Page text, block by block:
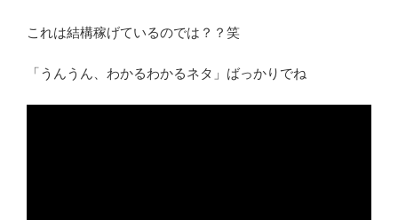
これは結構稼げているのでは？？笑
「うんうん、わかるわかるネタ」ばっかりでね